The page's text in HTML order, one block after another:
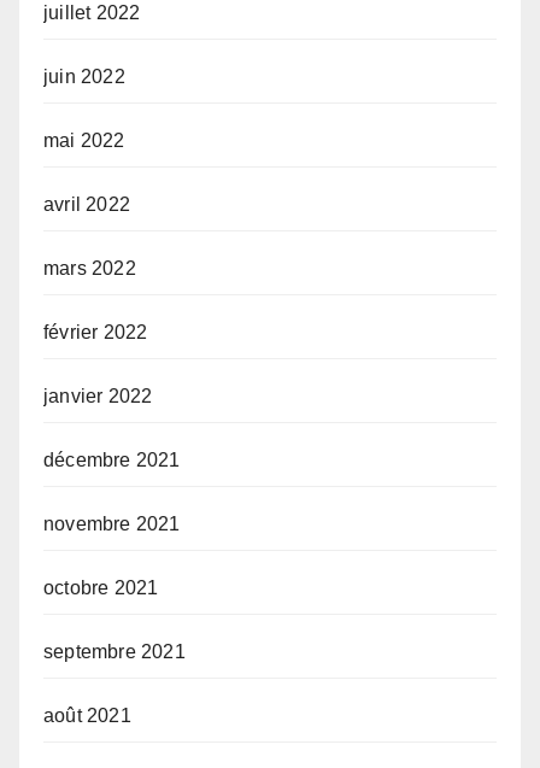
juillet 2022
juin 2022
mai 2022
avril 2022
mars 2022
février 2022
janvier 2022
décembre 2021
novembre 2021
octobre 2021
septembre 2021
août 2021